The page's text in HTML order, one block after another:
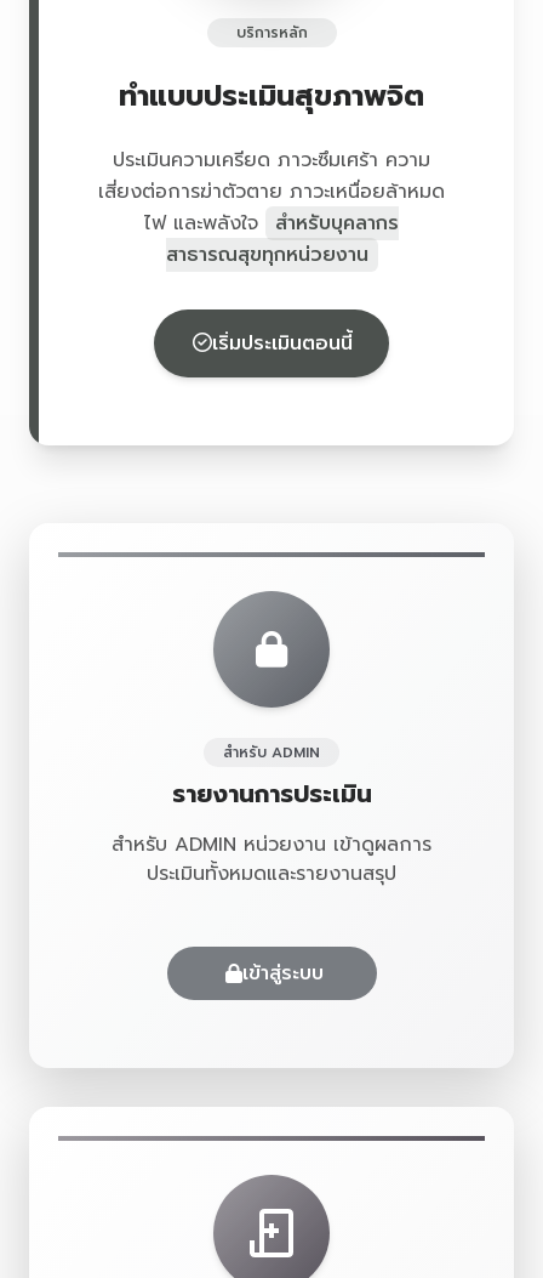
บริการหลัก
ทำแบบประเมินสุขภาพจิต
ประเมินความเครียด ภาวะซึมเศร้า ความ
เสี่ยงต่อการฆ่าตัวตาย ภาวะเหนื่อยล้าหมด
ไฟ และพลังใจ
สำหรับบุคลากร
สาธารณสุขทุกหน่วยงาน
เริ่มประเมินตอนนี้
สำหรับ ADMIN
รายงานการประเมิน
สำหรับ ADMIN หน่วยงาน เข้าดูผลการ
ประเมินทั้งหมดและรายงานสรุป
เข้าสู่ระบบ